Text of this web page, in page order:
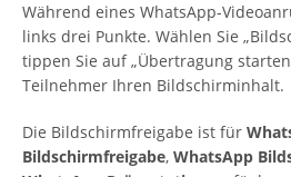
Während eines WhatsApp-
links drei Punkte. Wählen Sie
tippen Sie auf „Übertragung
Teilnehmer Ihren Bildschirminhalt.
Die Bildschirmfreigabe ist für
Bildschirmfreigabe, WhatsApp